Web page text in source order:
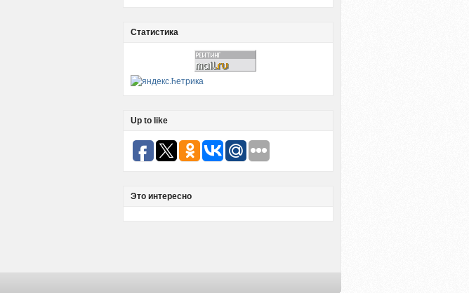
Статистика
Up to like
Это интересно